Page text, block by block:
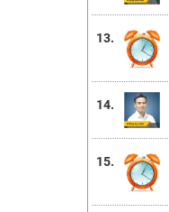
13.
14.
15.